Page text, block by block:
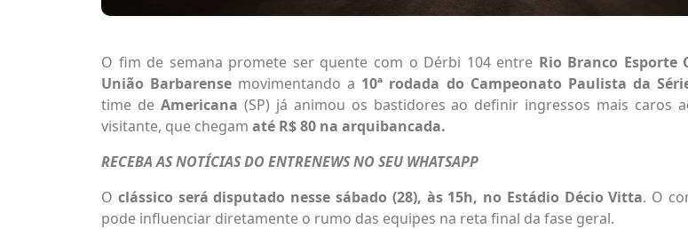
O fim de semana promete ser quente com o Dérbi 104 entre Rio Branco Esporte
União Barbarense movimentando a 10ª rodada do Campeonato Paulista da
time de Americana (SP) já animou os bastidores ao definir ingressos mais caros
visitante, que chegam até R$ 80 na arquibancada.
RECEBA AS NOTÍCIAS DO ENTRENEWS NO SEU WHATSAPP
O clássico será disputado nesse sábado (28), às 15h, no Estádio Décio Vitta. O
pode influenciar diretamente o rumo das equipes na reta final da fase geral.